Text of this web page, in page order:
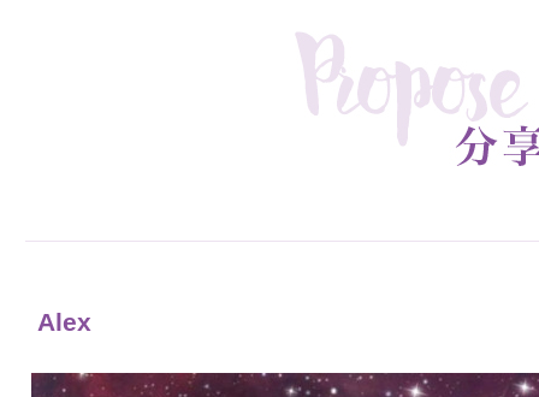
Alex